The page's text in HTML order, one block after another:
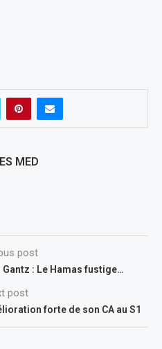
MED
post
Gantz : Le Hamas fustige…
post
forte de son CA au S1